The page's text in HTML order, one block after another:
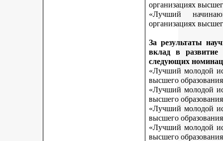
организациях
«Лучший
организациях
За результаты
вклад в развитие
следующих
«Лучший молодой
высшего
«Лучший молодой
высшего
«Лучший молодой
высшего
«Лучший молодой
высшего